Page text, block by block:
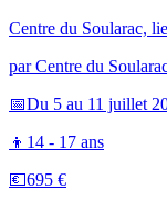
Centre du Soularac,
parCentre du
📅Du 5 au 11 juillet
👦 14 - 17 ans
💶695 €